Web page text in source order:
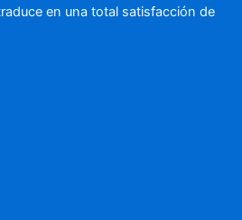
en una total satisfacción de